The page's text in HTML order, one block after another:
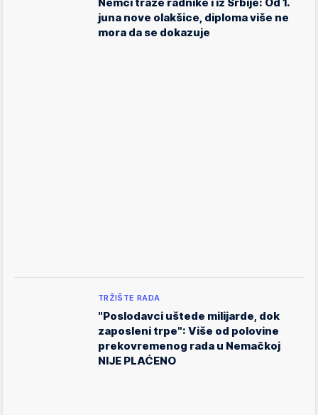
juna nove olakšice, diploma više ne
mora da se dokazuje
TRŽIŠTE RADA
"Poslodavci uštede milijarde, dok
zaposleni trpe": Više od polovine
prekovremenog rada u Nemačkoj
NIJE PLAĆENO